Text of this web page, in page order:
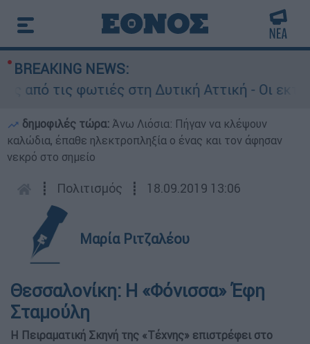
BREAKING NEWS:
τις φωτιές στη Δυτική Αττική - Οι
δημοφιλές τώρα: Άνω Λιόσια: Πήγαν να κλέψουν
καλώδια, έπαθε ηλεκτροπληξία ο ένας και τον άφησαν
νεκρό στο σημείο
┋ Πολιτισμός ┋ 18.09.2019 13:06
Μαρία Ριτζαλέου
Θεσσαλονίκη: Η «Φόνισσα» Έφη
Σταμούλη
Η Πειραματική Σκηνή της «Τέχνης» επιστρέφει στο